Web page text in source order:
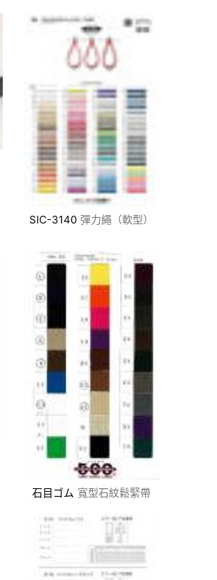
SIC-3140 彈力繩（軟型）
石目ゴム 寬型石紋鬆緊帶